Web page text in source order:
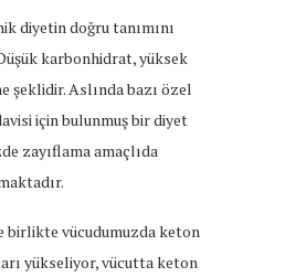
diyetin doğru tanımını
karbonhidrat, yüksek
şeklidir. Aslında bazı özel
için bulunmuş bir diyet
zayıflama amaçlıda
birlikte vücudumuzda keton
yükseliyor, vücutta keton